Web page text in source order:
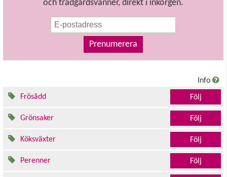
och trädgårdsvänner, direkt i inkorgen.
Prenumerera
Info
Frösådd
Följ
Grönsaker Följ
Köksväxter Följ
Perenner Följ